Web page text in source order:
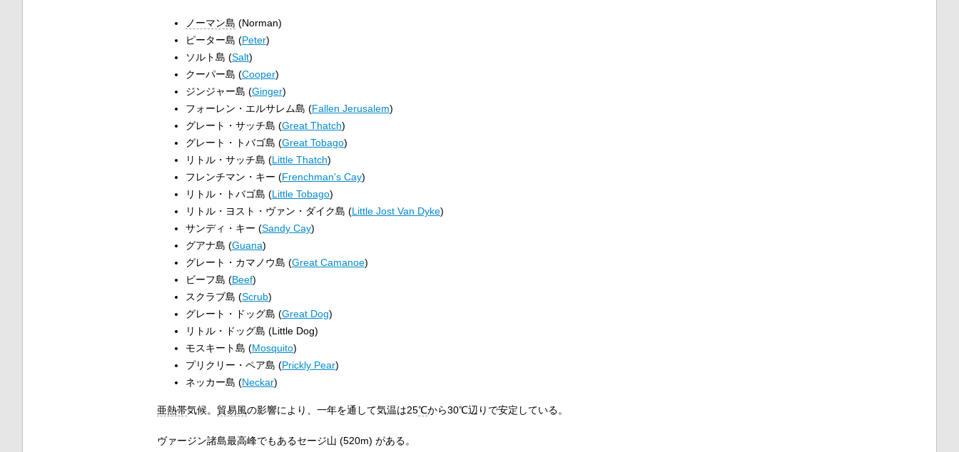
ノーマン島 (Norman)
ピーター島 (Peter)
ソルト島 (Salt)
クーパー島 (Cooper)
ジンジャー島 (Ginger)
フォーレン・エルサレム島 (Fallen Jerusalem)
グレート・サッチ島 (Great Thatch)
グレート・トバゴ島 (Great Tobago)
リトル・サッチ島 (Little Thatch)
フレンチマン・キー (Frenchman's Cay)
リトル・トバゴ島 (Little Tobago)
リトル・ヨスト・ヴァン・ダイク島 (Little Jost Van Dyke)
サンディ・キー (Sandy Cay)
グアナ島 (Guana)
グレート・カマノウ島 (Great Camanoe)
ビーフ島 (Beef)
スクラブ島 (Scrub)
グレート・ドッグ島 (Great Dog)
リトル・ドッグ島 (Little Dog)
モスキート島 (Mosquito)
プリクリー・ペア島 (Prickly Pear)
ネッカー島 (Neckar)
亜熱帯気候。 貿易風の影響により、一年を通して気温は25℃から30℃辺りで安定している。
ヴァージン諸島最高峰でもあるセージ山 (520m) がある。